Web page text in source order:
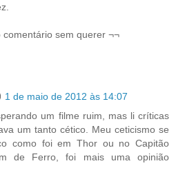
comentário sem querer ¬¬
1 de maio de 2012 às 14:07
um filme ruim, mas li críticas
um tanto cético. Meu ceticismo se
como foi em Thor ou no Capitão
de Ferro, foi mais uma opinião